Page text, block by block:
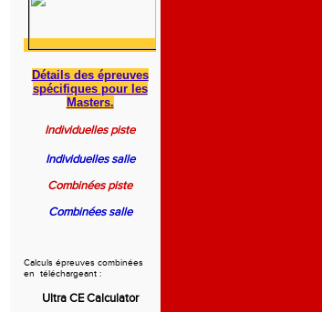
Détails des épreuves
spécifiques pour les
Masters.
Individuelles piste
Individuelles salle
Combinées piste
Combinées salle
Calculs épreuves combinées
en téléchargeant :
Ultra CE Calculator